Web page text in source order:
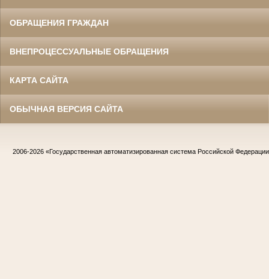
ОБРАЩЕНИЯ ГРАЖДАН
ВНЕПРОЦЕССУАЛЬНЫЕ ОБРАЩЕНИЯ
КАРТА САЙТА
ОБЫЧНАЯ ВЕРСИЯ САЙТА
2006-2026 «Государственная автоматизированная система Российской